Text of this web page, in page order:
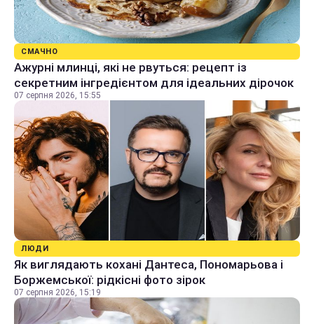
СМАЧНО
Ажурні млинці, які не рвуться: рецепт із
секретним інгредієнтом для ідеальних дірочок
07 серпня 2026, 15:55
ЛЮДИ
Як виглядають кохані Дантеса, Пономарьова і
Боржемської: рідкісні фото зірок
07 серпня 2026, 15:19